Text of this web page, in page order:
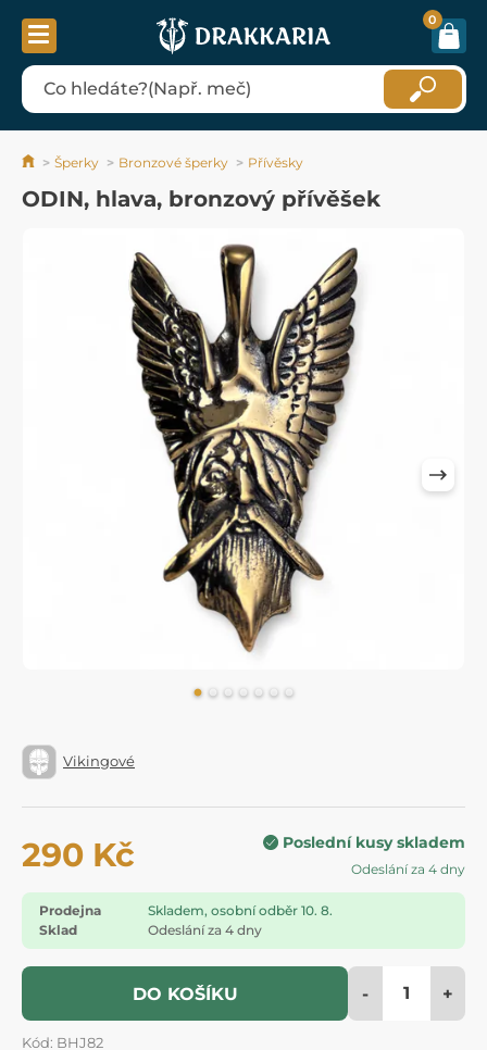
0
Šperky Bronzové šperky Přívěsky
ODIN, hlava, bronzový přívěšek
Vikingové
290 Kč Poslední kusy skladem
Odeslání za 4 dny
Prodejna
Skladem, osobní odběr 10. 8.
Sklad
Odeslání za 4 dny
DO KOŠÍKU - +
Kód: BHJ82